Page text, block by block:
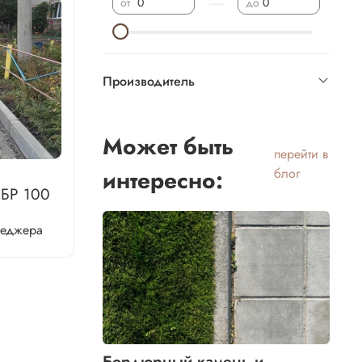
100
Производитель
Может быть
интересно:
перейти в
блог